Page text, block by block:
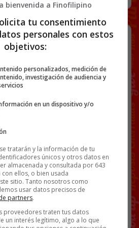
día.
Gmail
Copy
VÍDEOS
85 COMENTARIOS
bienvenida a Finofilipino
tu consentimiento
personales con estos
objetivos:
personalizados, medición de
investigación de audiencia y
en un dispositivo y/o
tratarán y la información de tu
únicos y otros datos en
almacenada y consultada por 643
ellos, o bien usada
sitio. Tanto nosotros como
usar datos precisos de
partners.
proveedores traten tus datos
un interés legítimo, algo a lo que